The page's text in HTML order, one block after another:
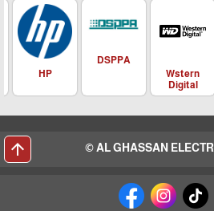
Wstern
Digital
DSPPA
HP
AL GHASSAN
arrow_upward